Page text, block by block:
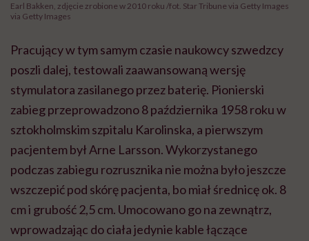
Earl Bakken, zdjęcie zrobione w 2010 roku /fot. Star Tribune via Getty Images
via Getty Images
Pracujący w tym samym czasie naukowcy szwedzcy
poszli dalej, testowali zaawansowaną wersję
stymulatora zasilanego przez baterię. Pionierski
zabieg przeprowadzono 8 października 1958 roku w
sztokholmskim szpitalu Karolinska, a pierwszym
pacjentem był Arne Larsson. Wykorzystanego
podczas zabiegu rozrusznika nie można było jeszcze
wszczepić pod skórę pacjenta, bo miał średnicę ok. 8
cm i grubość 2,5 cm. Umocowano go na zewnątrz,
wprowadzając do ciała jedynie kable łączące